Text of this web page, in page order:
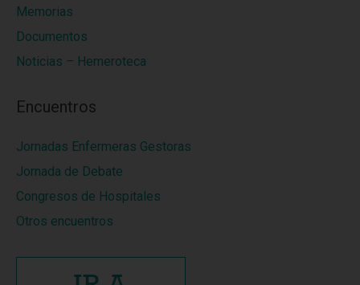
Memorias
Documentos
Noticias – Hemeroteca
Encuentros
Jornadas Enfermeras Gestoras
Jornada de Debate
Congresos de Hospitales
Otros encuentros